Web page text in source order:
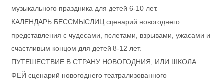
музыкального праздника для детей 6-10 лет.
КАЛЕНДАРЬ БЕССМЫСЛИЦ сценарий новогоднего
представления с чудесами, полетами, взрывами, ужасами и
счастливым концом для детей 8-12 лет.
ПУТЕШЕСТВИЕ В СТРАНУ НОВОГОДНИЯ, ИЛИ ШКОЛА
ФЕЙ сценарий новогоднего театрализованного